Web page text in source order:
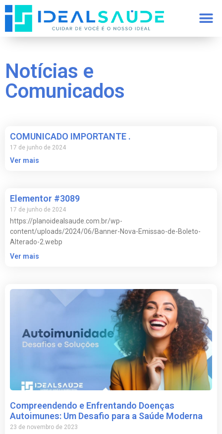
Notícias e
Comunicados
COMUNICADO IMPORTANTE .
17 de junho de 2024
Ver mais
Elementor #3089
17 de junho de 2024
https://planoidealsaude.com.br/wp-
content/uploads/2024/06/Banner-Nova-Emissao-de-Boleto-
Alterado-2.webp
Ver mais
Compreendendo e Enfrentando Doenças
Autoimunes: Um Desafio para a Saúde Moderna
23 de novembro de 2023